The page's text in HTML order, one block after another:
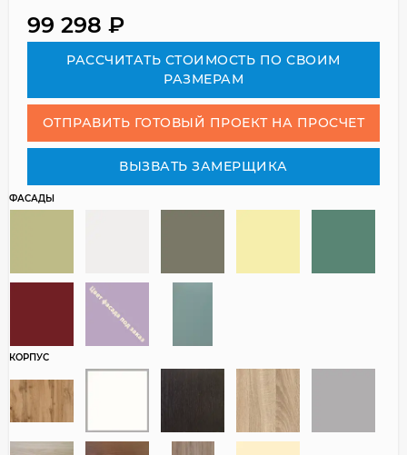
99 298 ₽
РАСCЧИТАТЬ СТОИМОСТЬ ПО СВОИМ
РАЗМЕРАМ
ОТПРАВИТЬ ГОТОВЫЙ ПРОЕКТ НА ПРОСЧЕТ
ВЫЗВАТЬ ЗАМЕРЩИКА
ФАСАДЫ
КОРПУС